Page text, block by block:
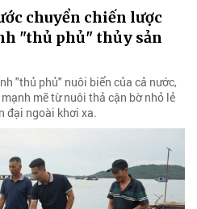
chuyển chiến lược
"thủ phủ" thủy sản
"thủ phủ" nuôi biển của cả nước,
mẽ từ nuôi thả cận bờ nhỏ lẻ
đại ngoài khơi xa.